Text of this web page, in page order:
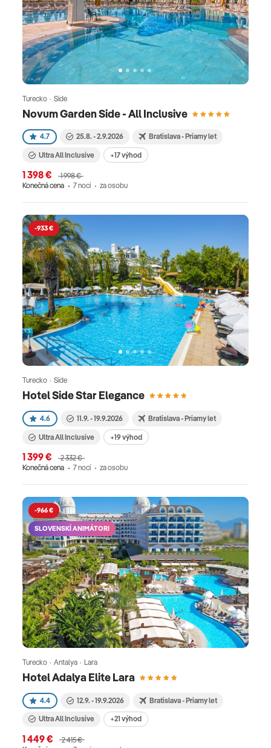
Novum Garden Side - All Inclusive
Turecko · Side
4.7 25.8. - 2.9.2026 Bratislava - Priamy let
Ultra All Inclusive +17 výhod
1 398 €
1 998 €
Konečná cena
7 nocí za osobu
-933 €
Hotel Side Star Elegance
Turecko · Side
4.6 11.9. - 19.9.2026 Bratislava - Priamy let
Ultra All Inclusive +19 výhod
1 399 €
2 332 €
Konečná cena
7 nocí za osobu
-966 €
SLOVENSKÍ ANIMÁTORI
Hotel Adalya Elite Lara
Turecko · Antalya · Lara
4.4 12.9. - 19.9.2026 Bratislava - Priamy let
Ultra All Inclusive +21 výhod
1 449 €
2 415 €